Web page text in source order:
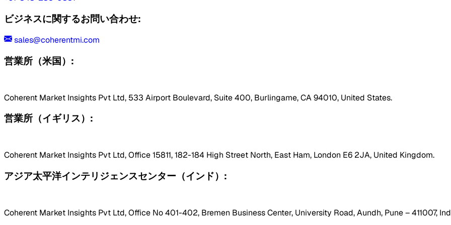
ビジネスに関するお問い合わせ:
sales@coherentmi.com
営業所（米国）:
Coherent Market Insights Pvt Ltd, 533 Airport Boulevard, Suite 400, Burlingame, CA 94010, United States.
営業所（イギリス）:
Coherent Market Insights Pvt Ltd, Office 15811, 182-184 High Street North, East Ham, London E6 2JA, United Kingdom.
アジア太平洋インテリジェンスセンター（インド）:
Coherent Market Insights Pvt Ltd, Office No 401-402, Bremen Business Center, University Road, Aundh, Pune – 411007,